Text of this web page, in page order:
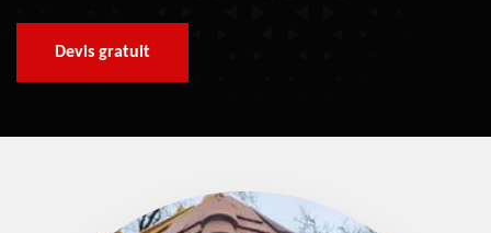
Devis gratuit